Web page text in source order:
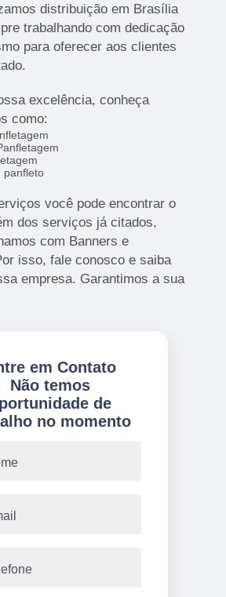
distribuição em Brasília
trabalhando com dedicação
para oferecer aos clientes
excelência, conheça
como:
panfleto
você pode encontrar o
dos serviços já citados,
com Banners e
isso, fale conosco e saiba
empresa. Garantimos a sua
em Contato
Não temos
de
no momento